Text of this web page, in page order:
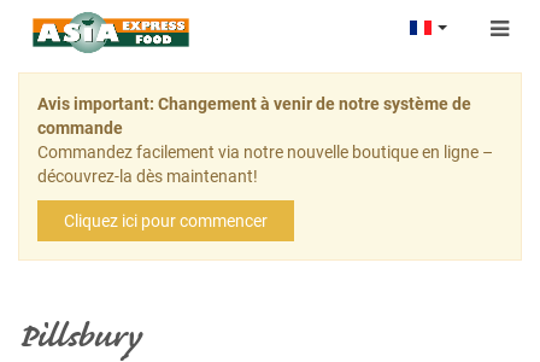
Avis important: Changement à venir de notre système de
commande
Commandez facilement via notre nouvelle boutique en ligne –
découvrez-la dès maintenant!
Cliquez ici pour commencer
Pillsbury